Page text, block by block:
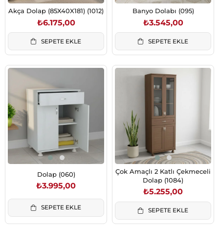
Akça Dolap (85X40X181) (1012)
₺6.175,00
SEPETE EKLE
Banyo Dolabı (095)
₺3.545,00
SEPETE EKLE
Dolap (060)
₺3.995,00
SEPETE EKLE
Çok Amaçlı 2 Katlı Çekmeceli
Dolap (1084)
₺5.255,00
SEPETE EKLE